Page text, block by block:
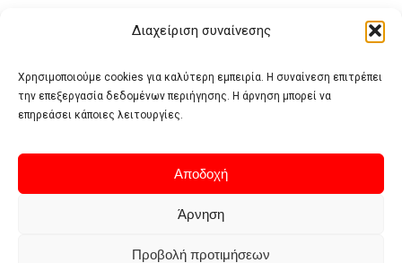
Διαχείριση συναίνεσης
Χρησιμοποιούμε cookies για καλύτερη εμπειρία. Η συναίνεση επιτρέπει
την επεξεργασία δεδομένων περιήγησης. Η άρνηση μπορεί να
επηρεάσει κάποιες λειτουργίες.
Αποδοχή
Άρνηση
Προβολή προτιμήσεων
Πολυτέλεια δεν είναι το αντίθετο της ανέχειας, είναι το αντίθετο της
Terms of use Privacy policy Cookie policy